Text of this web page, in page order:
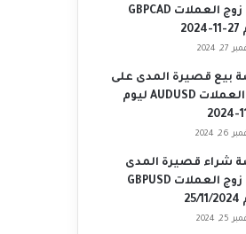
على زوج العملات GBPCAD
27, 2024
بيع قصيرة المدى على
زوج العملات AUDUSD ليوم
26, 2024
شراء قصيرة المدى
على زوج العملات GBPUSD
25, 2024